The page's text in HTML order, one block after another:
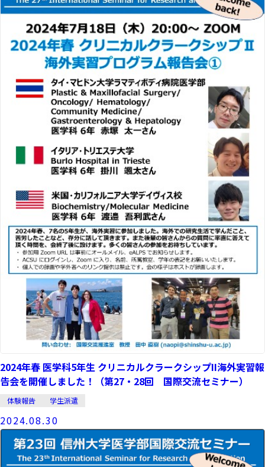
2024年春 医学科5年生 クリニカルクラークシップII海外実習報
告会を開催しました！（第27・28回 国際交流セミナー）
体験報告 学生派遣
2024.08.30